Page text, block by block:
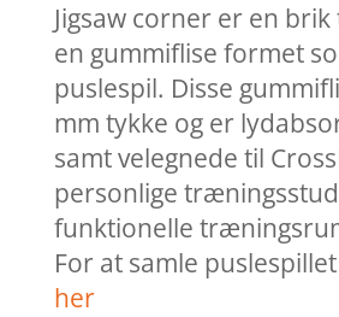
Jigsaw corner er en
en gummiflise formet
puslespil. Disse
mm tykke og er
samt velegnede til
personlige
funktionelle
For at samle
her